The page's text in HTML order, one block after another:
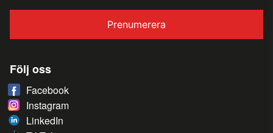
Prenumerera
Följ oss
Facebook
Instagram
LinkedIn